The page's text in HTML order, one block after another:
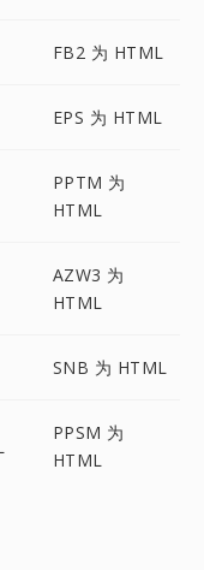
FB2 为 HTML
EPS 为 HTML
PPTM 为
HTML
AZW3 为
HTML
SNB 为 HTML
PPSM 为
HTML